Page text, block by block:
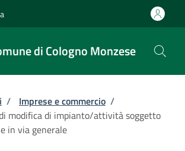
di Cologno Monzese
pane
/ Imprese e commercio /
modifica di impianto/attività soggetto
in via generale